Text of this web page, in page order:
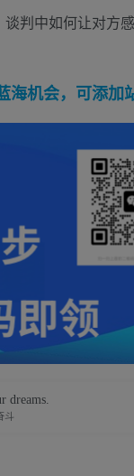
判中如何让对方
海机会，可添加
dreams.
斗